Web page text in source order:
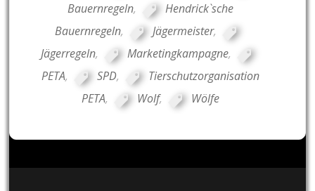
Bauernregeln,
Hendrick`sche
Bauernregeln, Jägermeister,
Jägerregeln, Marketingkampagne,
PETA, SPD,
Tierschutzorganisation
PETA, Wolf, Wölfe